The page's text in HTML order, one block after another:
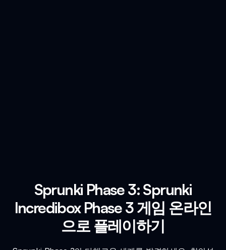
Sprunki Phase 3: Sprunki
Incredibox Phase 3 게임 온라인
으로 플레이하기